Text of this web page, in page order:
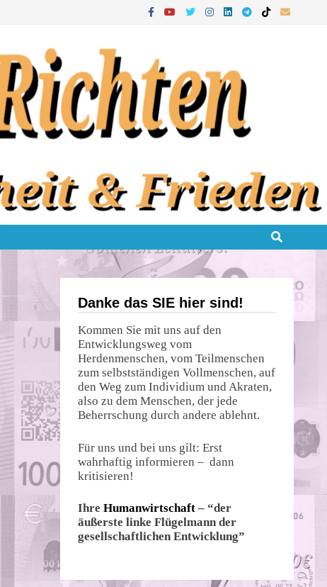
Danke das SIE hier sind!
Kommen Sie mit uns auf den
Entwicklungsweg vom
Herdenmenschen, vom Teilmenschen
zum selbstständigen Vollmenschen, auf
den Weg zum Individium und Akraten,
also zu dem Menschen, der jede
Beherrschung durch andere ablehnt.
Für uns und bei uns gilt: Erst
wahrhaftig informieren – dann
kritisieren!
Ihre Humanwirtschaft – “der
äußerste linke Flügelmann der
gesellschaftlichen Entwicklung”